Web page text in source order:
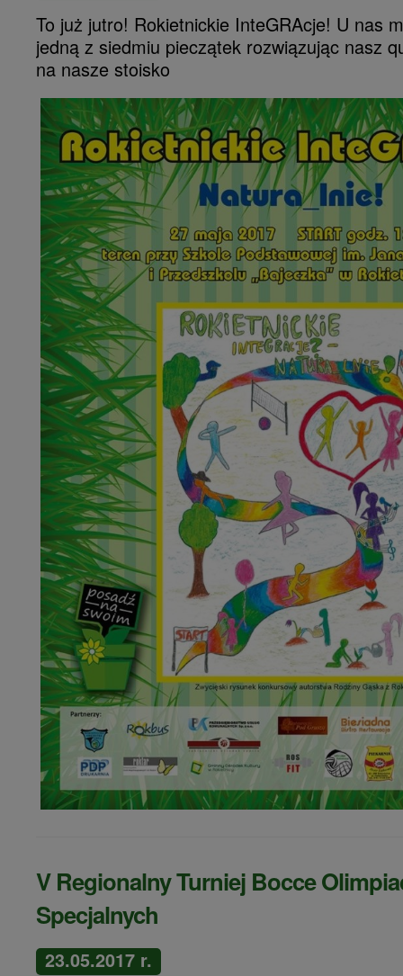
To już jutro! Rokietnickie InteGRAcje! U nas
jedną z siedmiu pieczątek rozwiązując nasz
na nasze stoisko
V Regionalny Turniej Bocce
Specjalnych
23.05.2017 r.